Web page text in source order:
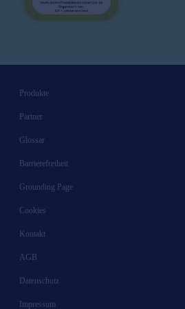
Produkte
Partner
Glossar
Barrierefreiheit
Grounding Page
Cookies
Kontakt
AGB
Datenschutz
Impressum